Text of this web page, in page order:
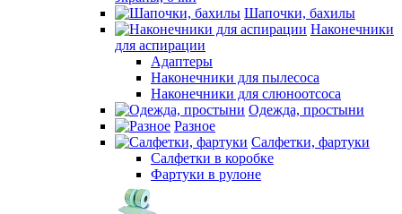
Шапочки, бахилы
Наконечники
для аспирации
Адаптеры
Наконечники для пылесоса
Наконечники для слюноотсоса
Одежда, простыни
Разное
Салфетки, фартуки
Салфетки в коробке
Фартуки в рулоне